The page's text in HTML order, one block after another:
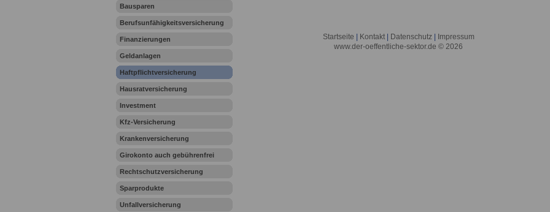
Bausparen
Berufsunfähigkeitsversicherung
Finanzierungen
Geldanlagen
Haftpflichtversicherung
Hausratversicherung
Investment
Kfz-Versicherung
Krankenversicherung
Girokonto auch gebührenfrei
Rechtschutzversicherung
Sparprodukte
Unfallversicherung
Startseite Kontakt Datenschutz
Impressum
www.der-oeffentliche-sektor.de © 2026